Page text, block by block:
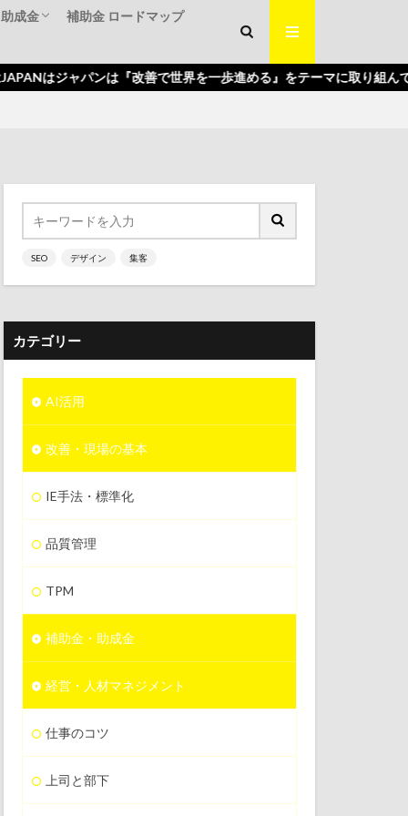
成金 補助金 ロードマップ
善で世界を一歩進める』をテーマに取り組んでいきます。
SEO デザイン 集客
カテゴリー
AI活用
改善・現場の基本
IE手法・標準化
品質管理
TPM
補助金・助成金
経営・人材マネジメント
仕事のコツ
上司と部下